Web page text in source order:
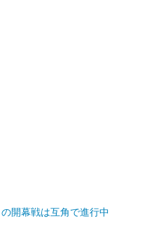
開幕戦は互角で進行中